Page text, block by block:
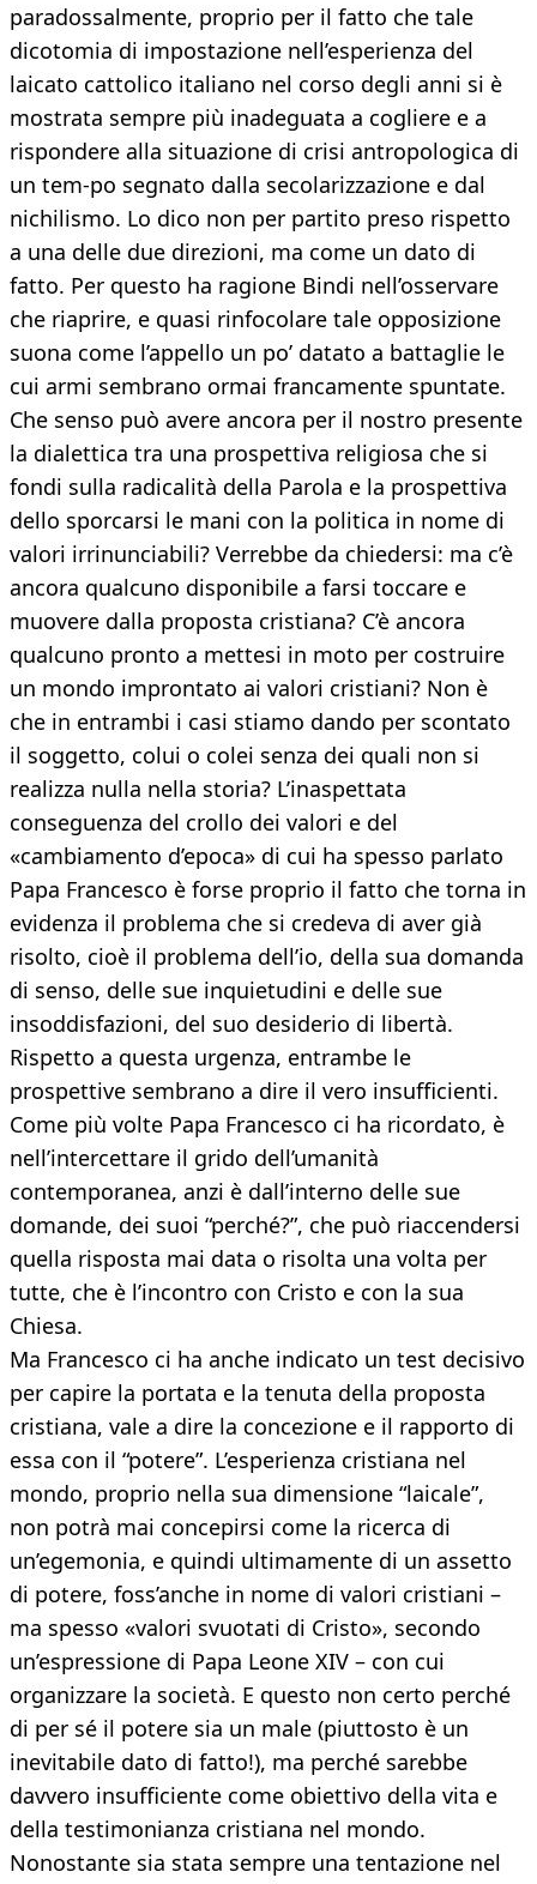
paradossalmente, proprio per il fatto che tale
dicotomia di impostazione nell’esperienza del
laicato cattolico italiano nel corso degli anni si è
mostrata sempre più inadeguata a cogliere e a
rispondere alla situazione di crisi antropologica di
un tem-po segnato dalla secolarizzazione e dal
nichilismo. Lo dico non per partito preso rispetto
a una delle due direzioni, ma come un dato di
fatto. Per questo ha ragione Bindi nell’osservare
che riaprire, e quasi rinfocolare tale opposizione
suona come l’appello un po’ datato a battaglie le
cui armi sembrano ormai francamente spuntate.
Che senso può avere ancora per il nostro presente
la dialettica tra una prospettiva religiosa che si
fondi sulla radicalità della Parola e la prospettiva
dello sporcarsi le mani con la politica in nome di
valori irrinunciabili? Verrebbe da chiedersi: ma c’è
ancora qualcuno disponibile a farsi toccare e
muovere dalla proposta cristiana? C’è ancora
qualcuno pronto a mettesi in moto per costruire
un mondo improntato ai valori cristiani? Non è
che in entrambi i casi stiamo dando per scontato
il soggetto, colui o colei senza dei quali non si
realizza nulla nella storia? L’inaspettata
conseguenza del crollo dei valori e del
«cambiamento d’epoca» di cui ha spesso parlato
Papa Francesco è forse proprio il fatto che torna in
evidenza il problema che si credeva di aver già
risolto, cioè il problema dell’io, della sua domanda
di senso, delle sue inquietudini e delle sue
insoddisfazioni, del suo desiderio di libertà.
Rispetto a questa urgenza, entrambe le
prospettive sembrano a dire il vero insufficienti.
Come più volte Papa Francesco ci ha ricordato, è
nell’intercettare il grido dell’umanità
contemporanea, anzi è dall’interno delle sue
domande, dei suoi “perché?”, che può riaccendersi
quella risposta mai data o risolta una volta per
tutte, che è l’incontro con Cristo e con la sua
Chiesa.
Ma Francesco ci ha anche indicato un test decisivo
per capire la portata e la tenuta della proposta
cristiana, vale a dire la concezione e il rapporto di
essa con il “potere”. L’esperienza cristiana nel
mondo, proprio nella sua dimensione “laicale”,
non potrà mai concepirsi come la ricerca di
un’egemonia, e quindi ultimamente di un assetto
di potere, foss’anche in nome di valori cristiani –
ma spesso «valori svuotati di Cristo», secondo
un’espressione di Papa Leone XIV – con cui
organizzare la società. E questo non certo perché
di per sé il potere sia un male (piuttosto è un
inevitabile dato di fatto!), ma perché sarebbe
davvero insufficiente come obiettivo della vita e
della testimonianza cristiana nel mondo.
Nonostante sia stata sempre una tentazione nel